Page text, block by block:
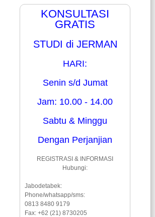
KONSULTASI
GRATIS
STUDI di JERMAN
HARI:
Senin s/d Jumat
Jam: 10.00 - 14.00
Sabtu & Minggu
Dengan Perjanjian
REGISTRASI & INFORMASI
Hubungi:
Jabodetabek:
Phone/whatsapp/sms:
0813 8480 9179
Fax: +62 (21) 8730205